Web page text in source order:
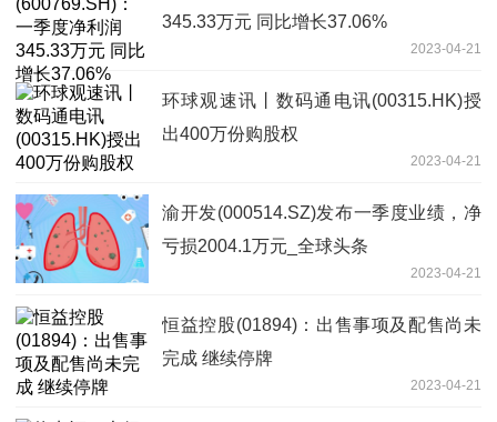
345.33万元 同比增长37.06%
2023-04-21
环球观速讯丨数码通电讯(00315.HK)授
出400万份购股权
2023-04-21
渝开发(000514.SZ)发布一季度业绩，净
亏损2004.1万元_全球头条
2023-04-21
恒益控股(01894)：出售事项及配售尚未
完成 继续停牌
2023-04-21